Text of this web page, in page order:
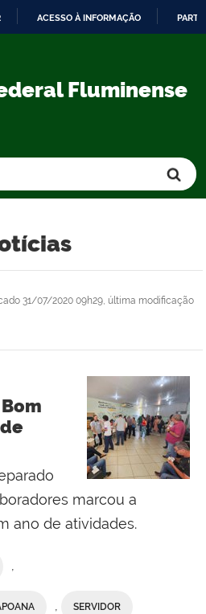
CONTEÚDO
ACESSO À INFORMAÇÃO
Fluminense
31/07/2020 09h29, última modificação
marcou a
ano de atividades.
,
, SERVIDOR